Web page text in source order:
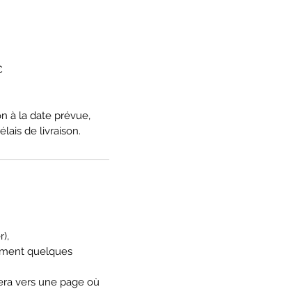
à la date prévue,
de livraison.
quelques
vers une page où